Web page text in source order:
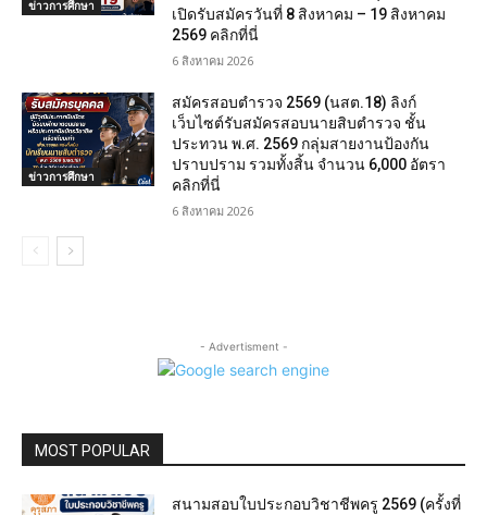
ข่าวการศึกษา
เปิดรับสมัครวันที่ 8 สิงหาคม – 19 สิงหาคม
2569 คลิกที่นี่
6 สิงหาคม 2026
ข่าวการศึกษา
สมัครสอบตํารวจ 2569 (นสต.18) ลิงก์
เว็บไซต์รับสมัครสอบนายสิบตำรวจ ชั้น
ประทวน พ.ศ. 2569 กลุ่มสายงานป้องกัน
ปราบปราม รวมทั้งสิ้น จำนวน 6,000 อัตรา
คลิกที่นี่
6 สิงหาคม 2026
- Advertisment -
MOST POPULAR
สนามสอบใบประกอบวิชาชีพครู 2569 (ครั้งที่